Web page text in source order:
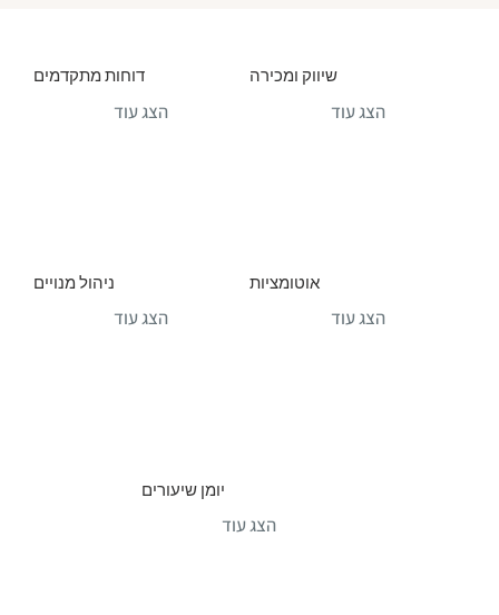
הצג עוד
דוחות מתקדמים
הצג עוד
שיווק ומכירה
הצג עוד
ניהול מנויים
הצג עוד
אוטומציות
הצג עוד
יומן שיעורים